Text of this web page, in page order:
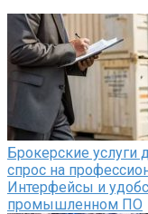
Брокерские услуги
спрос на
Интерфейсы и
промышленном ПО